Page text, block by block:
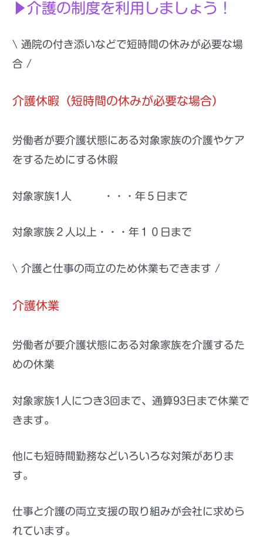
▶介護の制度を利用しましょう！
\ 通院の付き添いなどで短時間の休みが必要な場
合 /
介護休暇 （短時間の休みが必要な場合）
労働者が要介護状態にある対象家族の介護やケア
をするためにする休暇
対象家族1人 ・・・年５日まで
対象家族２人以上・・・年１０日まで
\ 介護と仕事の両立のため休業もできます /
介護休業
労働者が要介護状態にある対象家族を介護するた
めの休業
対象家族1人につき3回まで、通算93日まで休業で
きます。
他にも短時間勤務などいろいろな対策がありま
す。
仕事と介護の両立支援の取り組みが会社に求めら
れています。